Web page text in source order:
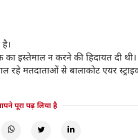
इस्तेमाल न करने की हिदायत दी थी।
डाल रहे मतदाताओं से बालाकोट एयर
पूरा पढ़ लिया है